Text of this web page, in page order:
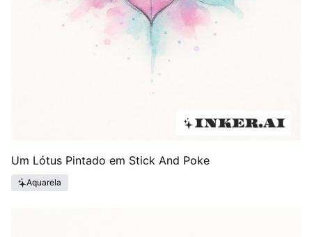
Um Lótus Pintado em Stick And Poke
Aquarela